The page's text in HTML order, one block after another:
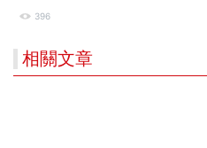
396
相關文章